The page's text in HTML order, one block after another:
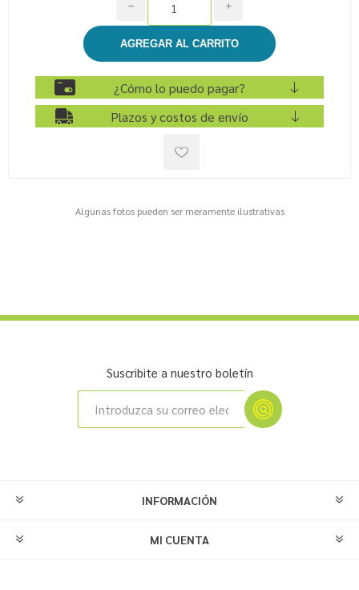
i
h
¿Cómo lo puedo pagar?
Plazos y costos de envío
Algunas fotos pueden ser meramente ilustrativas
Suscribite a nuestro boletín
INFORMACIÓN
MI CUENTA